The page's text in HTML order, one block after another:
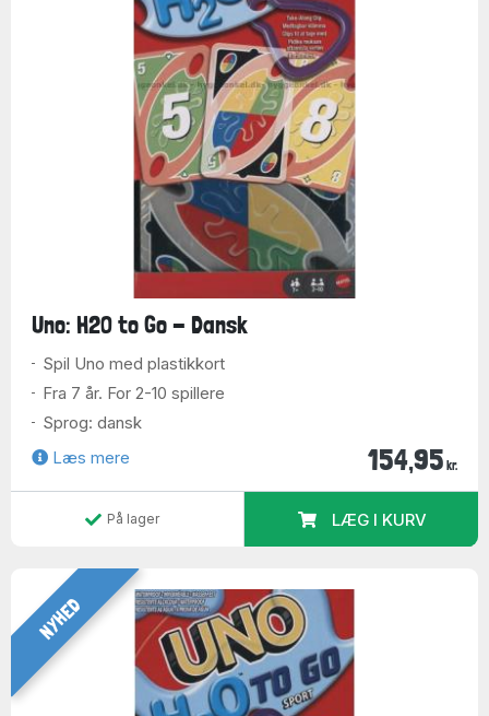
Uno: H2O to Go - Dansk
Spil Uno med plastikkort
Fra 7 år. For 2-10 spillere
Sprog: dansk
Læs mere
154,95 kr.
På lager LÆG I KURV
NYHED